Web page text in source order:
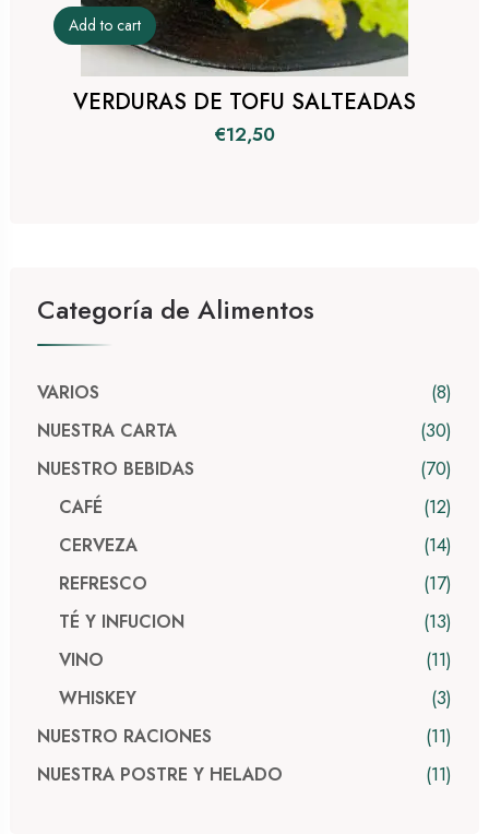
VERDURAS DE TOFU SALTEADAS
€12,50
Add to cart
Categoría de Alimentos
VARIOS 8
NUESTRA CARTA 30
NUESTRO BEBIDAS 70
CAFÉ 12
CERVEZA 14
REFRESCO 17
TÉ Y INFUCION 13
VINO 11
WHISKEY 3
NUESTRO RACIONES 11
NUESTRA POSTRE Y HELADO 11